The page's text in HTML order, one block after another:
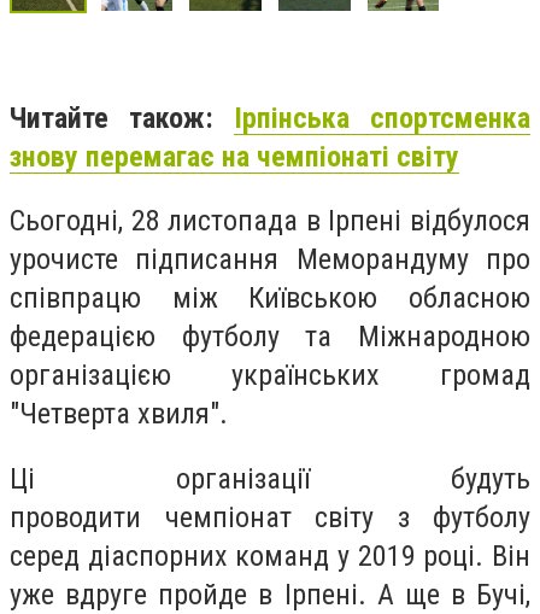
Читайте також: Ірпінська спортсменка
знову перемагає на чемпіонаті світу
Сьогодні, 28 листопада в Ірпені відбулося
урочисте підписання Меморандуму про
співпрацю між Київською обласною
федерацією футболу та Міжнародною
організацією українських громад
"Четверта хвиля".
Ці організації будуть
проводити чемпіонат світу з футболу
серед діаспорних команд у 2019 році. Він
уже вдруге пройде в Ірпені. А ще в Бучі,